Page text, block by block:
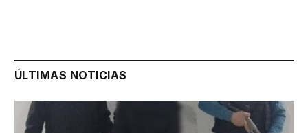
ÚLTIMAS NOTICIAS